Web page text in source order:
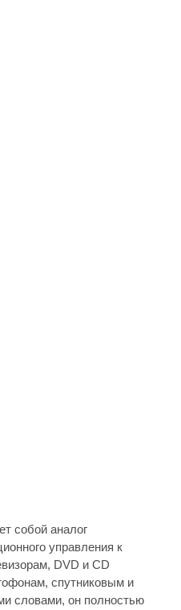
собой аналог
управления к
DVD и CD
спутниковым и
словами, он полностью